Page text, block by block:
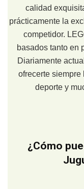
calidad
prácticamente la
competidor.
basados tanto en
Diariamente
ofrecerte
deporte y
¿Cómo